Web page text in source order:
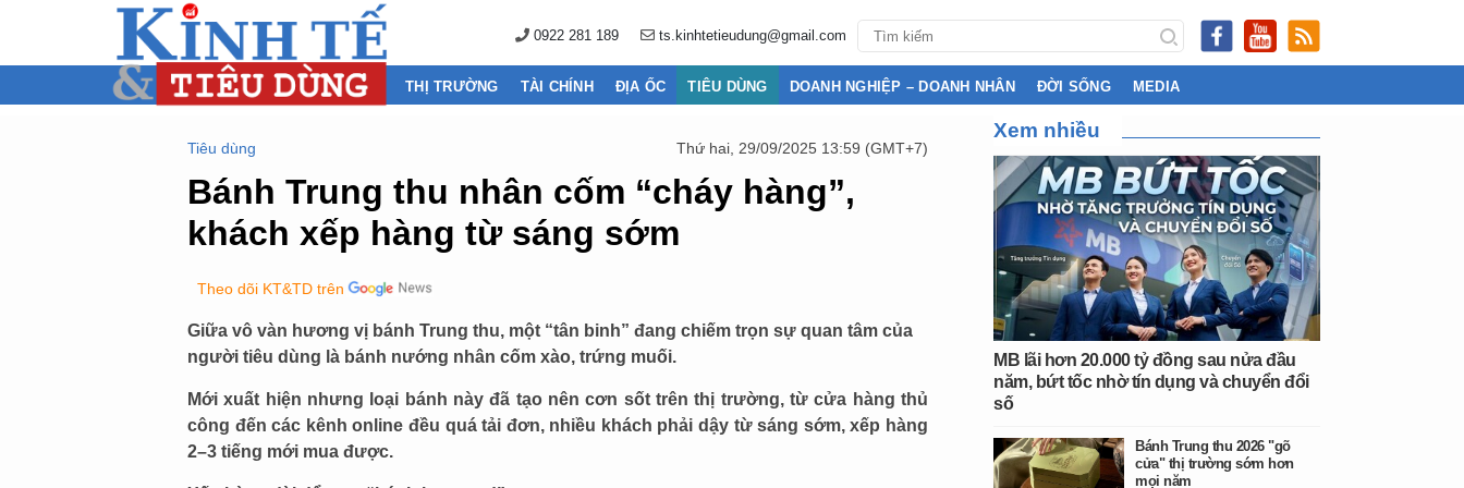
0922 281 189 ts.kinhtetieudung@gmail.com
THỊ TRƯỜNG TÀI CHÍNH ĐỊA ỐC TIÊU DÙNG DOANH NGHIỆP – DOANH NHÂN ĐỜI SỐNG MEDIA
Tiêu dùng Thứ hai, 29/09/2025 13:59 (GMT+7)
Bánh Trung thu nhân cốm “cháy hàng”,
khách xếp hàng từ sáng sớm
Theo dõi KT&TD trên
Giữa vô vàn hương vị bánh Trung thu, một “tân binh” đang chiếm trọn sự quan tâm của
người tiêu dùng là bánh nướng nhân cốm xào, trứng muối.
Mới xuất hiện nhưng loại bánh này đã tạo nên cơn sốt trên thị trường, từ cửa hàng thủ
công đến các kênh online đều quá tải đơn, nhiều khách phải dậy từ sáng sớm, xếp hàng
2–3 tiếng mới mua được.
Xem nhiều
MB lãi hơn 20.000 tỷ đồng sau nửa đầu
năm, bứt tốc nhờ tín dụng và chuyển đổi
số
Bánh Trung thu 2026 "gõ
cửa" thị trường sớm hơn
mọi năm